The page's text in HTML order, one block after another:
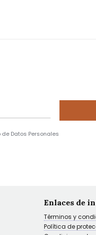
Datos Personales
Enlaces de
Términos y
Política de